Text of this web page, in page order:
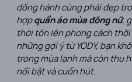
đồng hành cùng phái đẹp
hợpquần áo mùa đông nữ,
thời tôn lên phong cách
những gợi ý từ YODY, bạn
trong mùa lạnh mà còn thu
nổi bật và cuốn hút.